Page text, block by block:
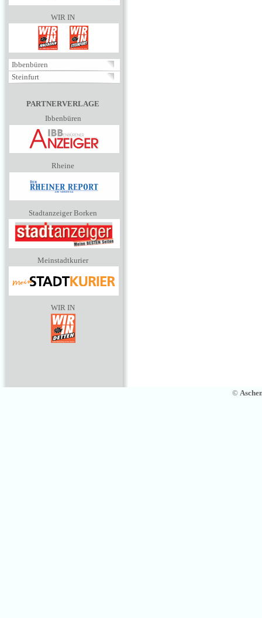
WIR IN
Ibbenbüren
Steinfurt
PARTNERVERLAGE
Ibbenbüren
Rheine
Stadtanzeiger Borken
Meinstadtkurier
WIR IN
©